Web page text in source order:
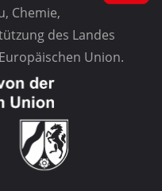
Chemie,
des Landes
Union.